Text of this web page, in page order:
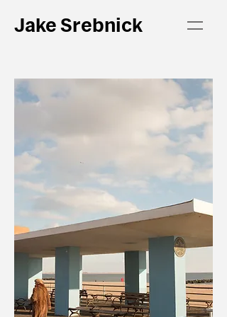
Jake Srebnick